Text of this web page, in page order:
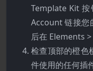
Template Kit
Account 链接您
后在 Elements
检查顶部的橙色
件使用的任何插